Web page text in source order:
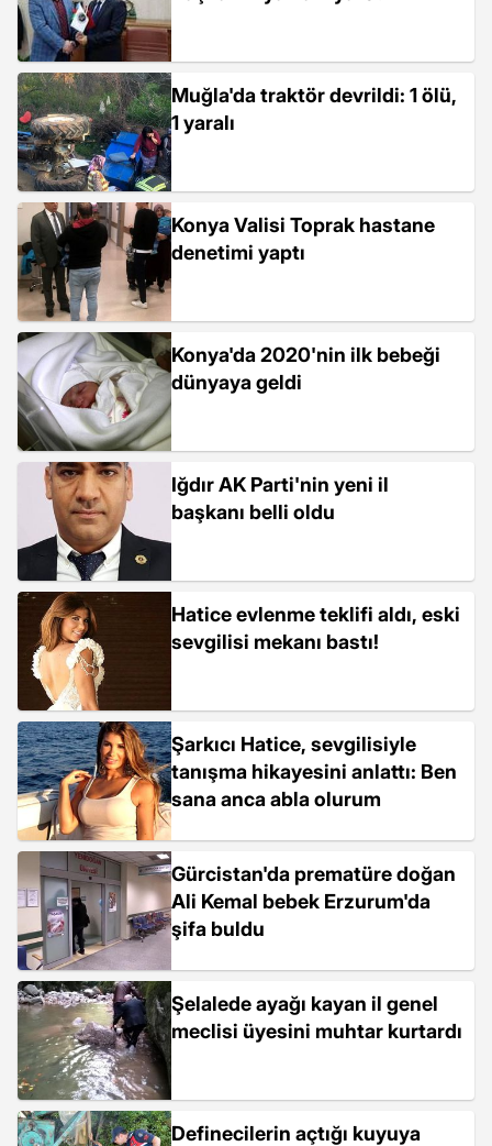
Muğla'da traktör devrildi: 1 ölü,
1 yaralı
Konya Valisi Toprak hastane
denetimi yaptı
Konya'da 2020'nin ilk bebeği
dünyaya geldi
Iğdır AK Parti'nin yeni il
başkanı belli oldu
Hatice evlenme teklifi aldı, eski
sevgilisi mekanı bastı!
Şarkıcı Hatice, sevgilisiyle
tanışma hikayesini anlattı: Ben
sana anca abla olurum
Gürcistan'da prematüre doğan
Ali Kemal bebek Erzurum'da
şifa buldu
Şelalede ayağı kayan il genel
meclisi üyesini muhtar kurtardı
Definecilerin açtığı kuyuya